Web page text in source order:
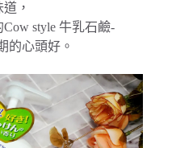
，
style 牛乳石鹼-
的心頭好。